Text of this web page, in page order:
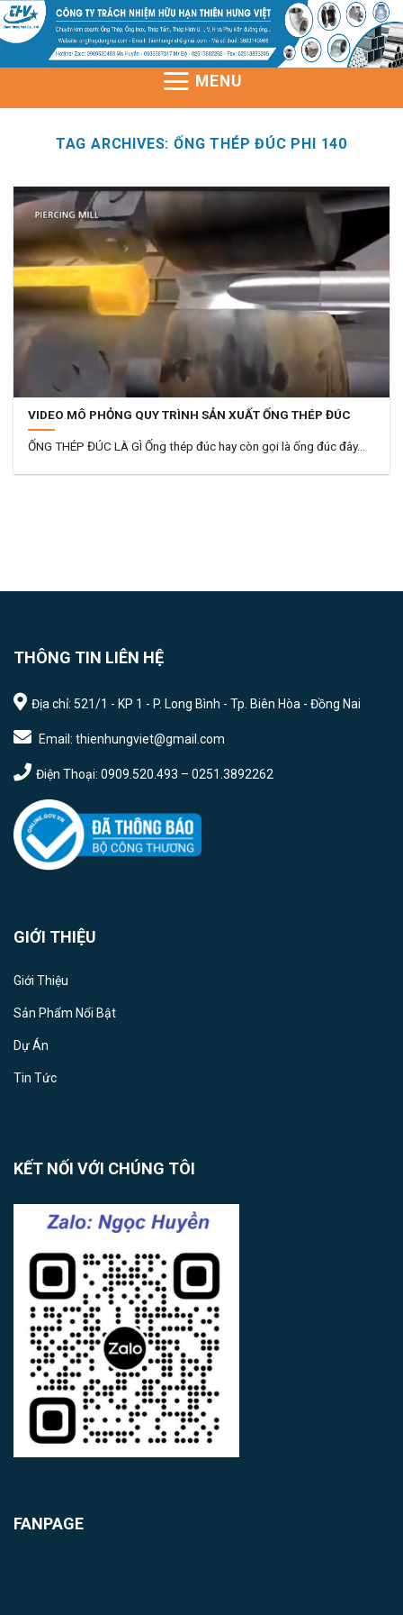
Skip
to
MENU
TAG ARCHIVES:ỐNG THÉP ĐÚC PHI 140
VIDEO MÔ PHỎNG QUY TRÌNH SẢN XUẤT ỐNG THÉP ĐÚC
ỐNG THÉP ĐÚC LÀ GÌ Ống thép đúc hay còn gọi là ống đúc đây...
THÔNG TIN LIÊN HỆ
Địa chỉ: 521/1 - KP 1 - P. Long Bình - Tp. Biên Hòa - Đồng Nai
Email: thienhungviet@gmail.com
Điện Thoại: 0909.520.493 – 0251.3892262
GIỚI THIỆU
Giới Thiệu
Sản Phẩm Nổi Bật
Dự Án
Tin Tức
KẾT NỐI VỚI CHÚNG TÔI
FANPAGE